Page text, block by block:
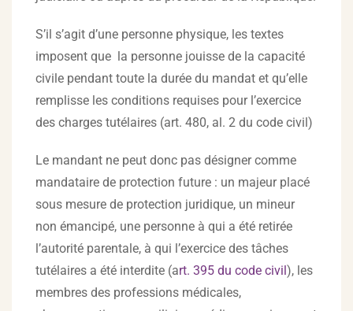
S’il s’agit d’une personne physique, les textes
imposent que la personne jouisse de la capacité
civile pendant toute la durée du mandat et qu’elle
remplisse les conditions requises pour l’exercice
des charges tutélaires (art. 480, al. 2 du code civil)
Le mandant ne peut donc pas désigner comme
mandataire de protection future : un majeur placé
sous mesure de protection juridique, un mineur
non émancipé, une personne à qui a été retirée
l’autorité parentale, à qui l’exercice des tâches
tutélaires a été interdite (art. 395 du code civil), les
membres des professions médicales,